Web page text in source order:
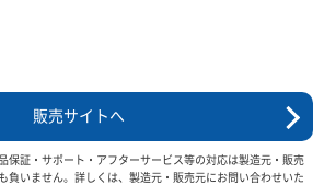
販売サイトへ
保証・サポート・アフターサービス等の対応は製造元・販売
負いません。詳しくは、製造元・販売元にお問い合わせいた